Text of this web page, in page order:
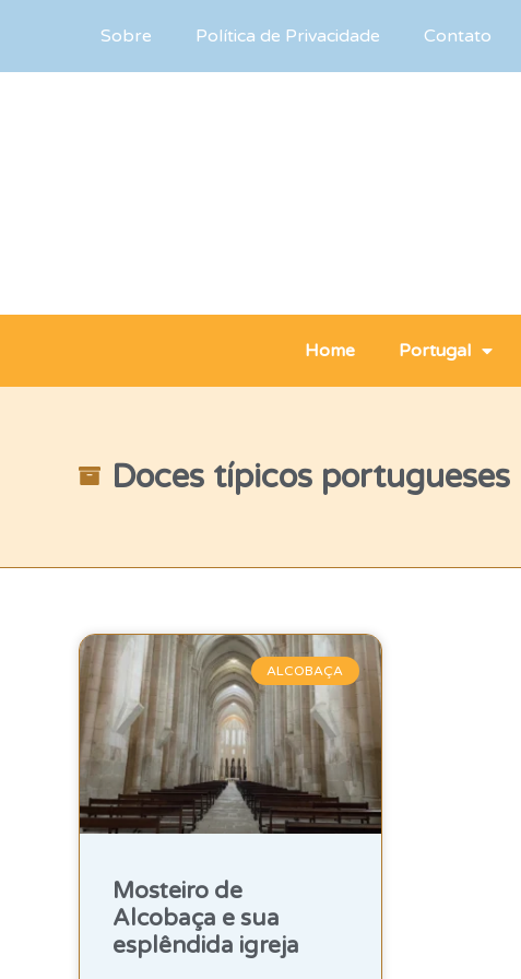
Sobre Política de Privacidade Contato
Home Portugal
Doces típicos portugueses
ALCOBAÇA
Mosteiro de
Alcobaça e sua
esplêndida igreja